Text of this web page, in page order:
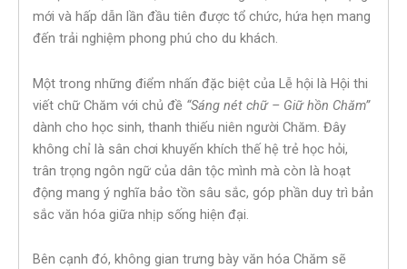
mới và hấp dẫn lần đầu tiên được tổ chức, hứa hẹn mang
đến trải nghiệm phong phú cho du khách.
Một trong những điểm nhấn đặc biệt của Lễ hội là Hội thi
viết chữ Chăm với chủ đề “Sáng nét chữ – Giữ hồn Chăm”
dành cho học sinh, thanh thiếu niên người Chăm. Đây
không chỉ là sân chơi khuyến khích thế hệ trẻ học hỏi,
trân trọng ngôn ngữ của dân tộc mình mà còn là hoạt
động mang ý nghĩa bảo tồn sâu sắc, góp phần duy trì bản
sắc văn hóa giữa nhịp sống hiện đại.
Bên cạnh đó, không gian trưng bày văn hóa Chăm sẽ